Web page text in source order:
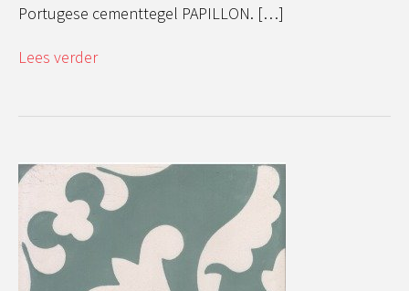
Portugese cementtegel PAPILLON. […]
Lees verder